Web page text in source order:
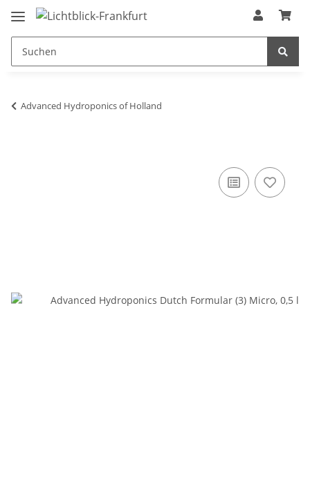
Advanced Hydroponics of Holland